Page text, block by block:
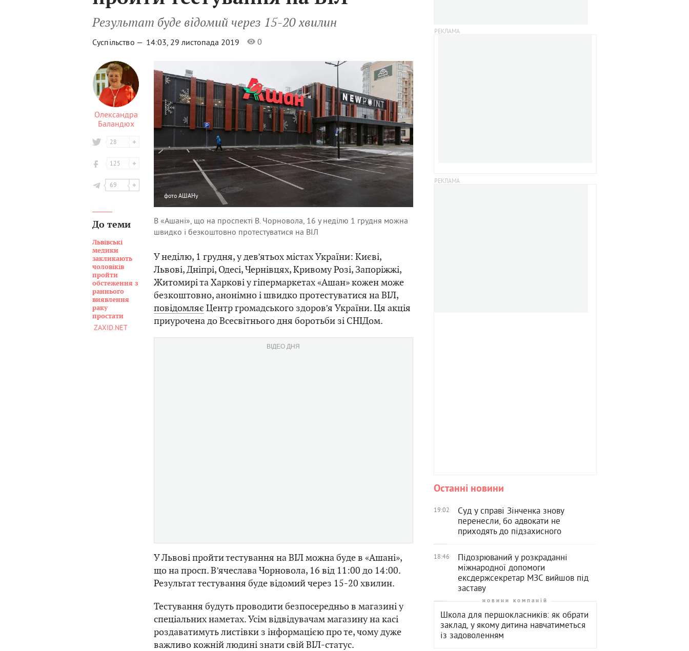
Результат буде відомий через 15-20 хвилин
Суспільство — 14:03, 29 листопада 2019 0
Олександра
Баландюх
28
125
69
До теми
Львівські
медики
закликають
чоловіків
пройти
обстеження з
раннього
виявлення
раку
простати
ZAXID.NET
фото АШАНу
В «Ашані», що на проспекті В. Чорновола, 16 у неділю 1 грудня можна
швидко і безкоштовно протестуватися на ВІЛ
У неділю, 1 грудня, у дев’ятьох містах України: Києві,
Львові, Дніпрі, Одесі, Чернівцях, Кривому Розі, Запоріжжі,
Житомирі та Харкові у гіпермаркетах «Ашан» кожен може
безкоштовно, анонімно і швидко протестуватися на ВІЛ,
повідомляє Центр громадського здоров’я України. Ця акція
приурочена до Всесвітнього дня боротьби зі СНІДом.
ВІДЕО ДНЯ
У Львові пройти тестування на ВІЛ можна буде в «Ашані»,
що на просп. В’ячеслава Чорновола, 16 від 11:00 до 14:00.
Результат тестування буде відомий через 15-20 хвилин.
Тестування будуть проводити безпосередньо в магазині у
спеціальних наметах. Усім відвідувачам магазину на касі
роздаватимуть листівки з інформацією про те, чому дуже
важливо кожній людині знати свій ВІЛ-статус.
Останні новини
19:02
Суд у справі Зінченка знову
перенесли, бо адвокати не
приходять до підзахисного
18:46
Підозрюваний у розкраданні
міжнародної допомоги
ексдержсекретар МЗС вийшов під
заставу
новини компаній
Школа для першокласників: як обрати
заклад, у якому дитина навчатиметься
із задоволенням